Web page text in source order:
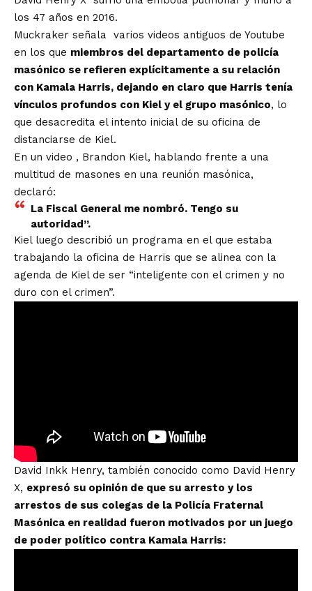
los 47 años en 2016.
Muckraker señala varios videos antiguos de Youtube
en los que miembros del departamento de policía
masónico se refieren explícitamente a su relación
con Kamala Harris, dejando en claro que Harris tenía
vínculos profundos con Kiel y el grupo masónico, lo
que desacredita el intento inicial de su oficina de
distanciarse de Kiel.
En un video , Brandon Kiel, hablando frente a una
multitud de masones en una reunión masónica,
declaró:
La Fiscal General me nombró. Tengo su
autoridad”.
Kiel luego describió un programa en el que estaba
trabajando la oficina de Harris que se alinea con la
agenda de Kiel de ser “inteligente con el crimen y no
duro con el crimen”.
David Inkk Henry, también conocido como David Henry
X, expresó su opinión de que su arresto y los
arrestos de sus colegas de la Policía Fraternal
Masónica en realidad fueron motivados por un juego
de poder político contra Kamala Harris: